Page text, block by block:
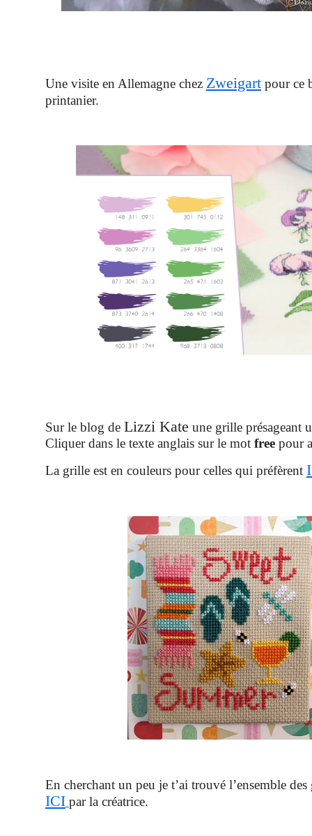
Une visite en Allemagne chez Zweigart pour ce
printanier.
Sur le blog de Lizzi Kate une grille présageant
Cliquer dans le texte anglais sur le mot free pour
La grille est en couleurs pour celles qui préfèrent
En cherchant un peu je t’ai trouvé l’ensemble
ICI par la créatrice.